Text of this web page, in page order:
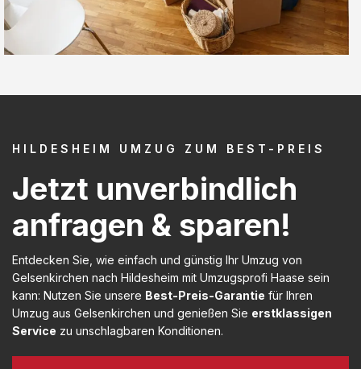
HILDESHEIM UMZUG ZUM BEST-PREIS
Jetzt unverbindlich
anfragen & sparen!
Entdecken Sie, wie einfach und günstig Ihr Umzug von
Gelsenkirchen nach Hildesheim mit Umzugsprofi Haase sein
kann: Nutzen Sie unsere Best-Preis-Garantie für Ihren
Umzug aus Gelsenkirchen und genießen Sie erstklassigen
Service zu unschlagbaren Konditionen.